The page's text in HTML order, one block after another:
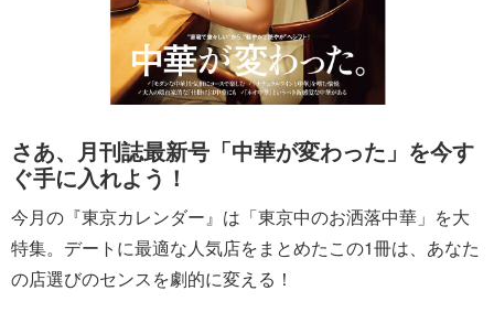
さあ、月刊誌最新号「中華が変わった」を今す
ぐ手に入れよう！
今月の『東京カレンダー』は「東京中のお洒落中華」を大
特集。デートに最適な人気店をまとめたこの1冊は、あなた
の店選びのセンスを劇的に変える！